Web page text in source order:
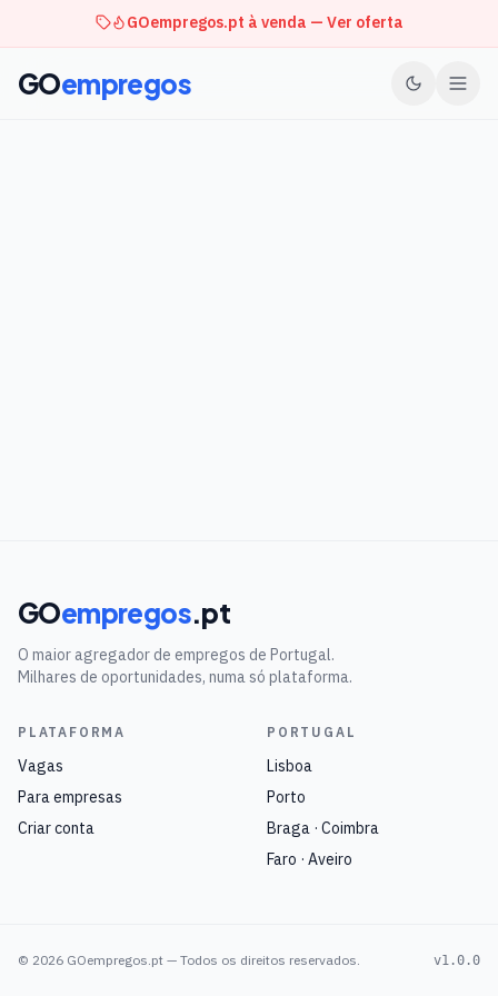
GOempregos.pt à venda — Ver oferta
GOempregos
GOempregos.pt
O maior agregador de empregos de Portugal.
Milhares de oportunidades, numa só plataforma.
PLATAFORMA
Vagas
Para empresas
Criar conta
PORTUGAL
Lisboa
Porto
Braga · Coimbra
Faro · Aveiro
© 2026 GOempregos.pt — Todos os direitos reservados. v1.0.0